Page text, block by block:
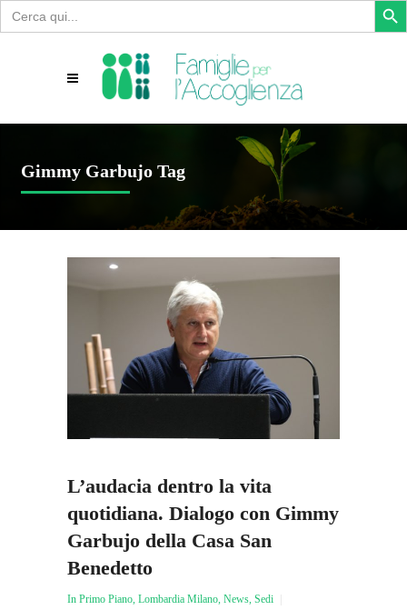
Search
for:
Gimmy Garbujo Tag
L’audacia dentro la vita
quotidiana. Dialogo con Gimmy
Garbujo della Casa San
Benedetto
In Primo Piano Lombardia Milano News Sedi